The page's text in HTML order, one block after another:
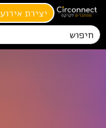
יצירת אירוע